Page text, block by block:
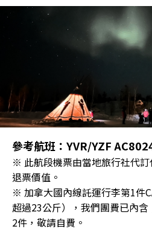
參考航班：YVR/YZF
※ 此航段機票由當地旅行社代
退票價值。
※ 加拿大國內線託運行李第1件
超過23公斤），我們團費已內
2件，敬請自費。